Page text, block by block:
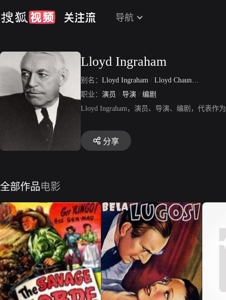
导航
Lloyd Ingraham
别名： Lloyd Ingraham / Lloyd Chauncey Ingraham
职业： 演员 / 导演 / 编剧
Lloyd Ingraham，演员、导演、编剧，代表作
分享
全部作品电影